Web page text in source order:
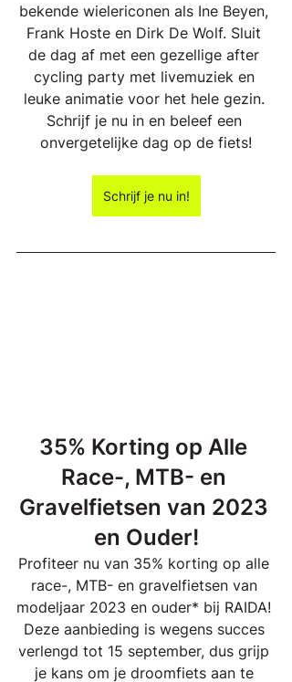
bekende wielericonen als Ine Beyen,
Frank Hoste en Dirk De Wolf. Sluit
de dag af met een gezellige after
cycling party met livemuziek en
leuke animatie voor het hele gezin.
Schrijf je nu in en beleef een
onvergetelijke dag op de fiets!
Schrijf je nu in!
35% Korting op Alle
Race-, MTB- en
Gravelfietsen van 2023
en Ouder!
Profiteer nu van 35% korting op alle
race-, MTB- en gravelfietsen van
modeljaar 2023 en ouder* bij RAIDA!
Deze aanbieding is wegens succes
verlengd tot 15 september, dus grijp
je kans om je droomfiets aan te